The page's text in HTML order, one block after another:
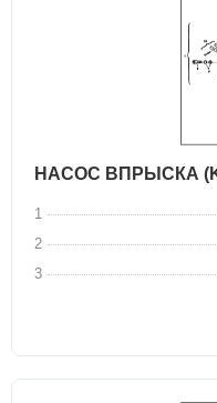
НАСОС ВПРЫСКА
1
2
3